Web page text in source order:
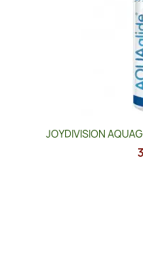
JOYDIVISION